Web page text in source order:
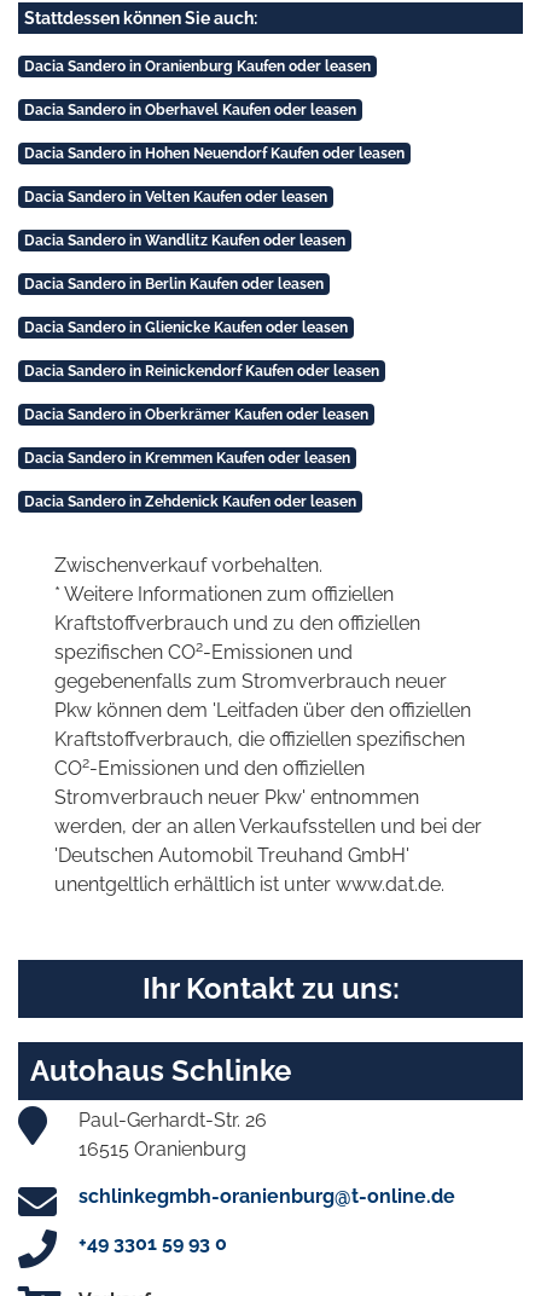
Stattdessen können Sie auch:
Dacia Sandero in Oranienburg Kaufen oder leasen
Dacia Sandero in Oberhavel Kaufen oder leasen
Dacia Sandero in Hohen Neuendorf Kaufen oder leasen
Dacia Sandero in Velten Kaufen oder leasen
Dacia Sandero in Wandlitz Kaufen oder leasen
Dacia Sandero in Berlin Kaufen oder leasen
Dacia Sandero in Glienicke Kaufen oder leasen
Dacia Sandero in Reinickendorf Kaufen oder leasen
Dacia Sandero in Oberkrämer Kaufen oder leasen
Dacia Sandero in Kremmen Kaufen oder leasen
Dacia Sandero in Zehdenick Kaufen oder leasen
Zwischenverkauf vorbehalten.
* Weitere Informationen zum offiziellen
Kraftstoffverbrauch und zu den offiziellen
spezifischen CO2-Emissionen und
gegebenenfalls zum Stromverbrauch neuer
Pkw können dem 'Leitfaden über den offiziellen
Kraftstoffverbrauch, die offiziellen spezifischen
CO2-Emissionen und den offiziellen
Stromverbrauch neuer Pkw' entnommen
werden, der an allen Verkaufsstellen und bei der
'Deutschen Automobil Treuhand GmbH'
unentgeltlich erhältlich ist unter www.dat.de.
Ihr Kontakt zu uns:
Autohaus Schlinke
Paul-Gerhardt-Str. 26
16515 Oranienburg
schlinkegmbh-oranienburg@t-online.de
+49 3301 59 93 0